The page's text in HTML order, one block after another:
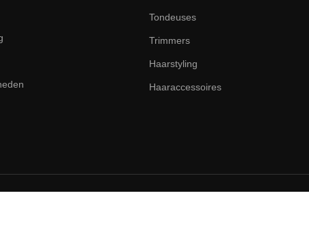
Tondeuses
Trimmers
Haarstyling
Haaraccessoires